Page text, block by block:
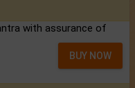
with assurance of
BUY NOW